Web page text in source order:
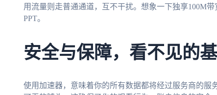
用流量则走普通通道，互不干扰。想象一下独享100M
PPT。
安全与保障，看不见的
使用加速器，意味着你的所有数据都将经过服务商的服